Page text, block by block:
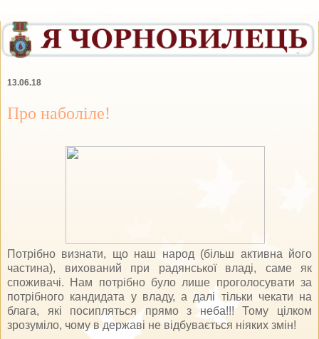
13.06.18
Про наболіле!
Потрібно визнати, що наш народ (більш активна його
частина), вихований при радянської владі, саме як
споживачі. Нам потрібно було лише проголосувати за
потрібного кандидата у владу, а далі тільки чекати на
блага, які посипляться прямо з неба!!! Тому цілком
зрозуміло, чому в державі не відбувається ніяких змін!